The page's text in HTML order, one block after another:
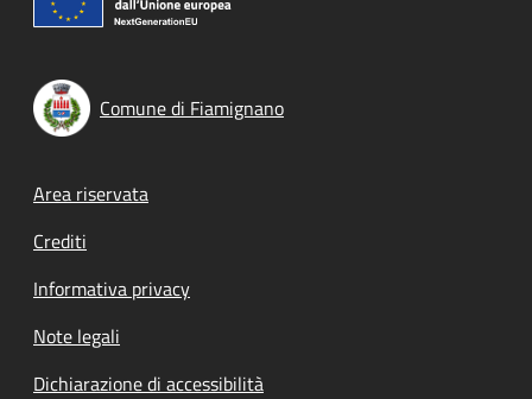
Comune di Fiamignano
Footer menu
Area riservata
Crediti
Informativa privacy
Note legali
Dichiarazione di accessibilità